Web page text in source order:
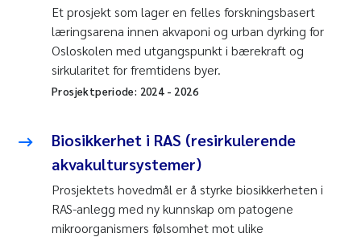
Et prosjekt som lager en felles forskningsbasert
læringsarena innen akvaponi og urban dyrking for
Osloskolen med utgangspunkt i bærekraft og
sirkularitet for fremtidens byer.
Prosjektperiode: 2024- 2026
Biosikkerhet i RAS (resirkulerende
akvakultursystemer)
Prosjektets hovedmål er å styrke biosikkerheten i
RAS-anlegg med ny kunnskap om patogene
mikroorganismers følsomhet mot ulike